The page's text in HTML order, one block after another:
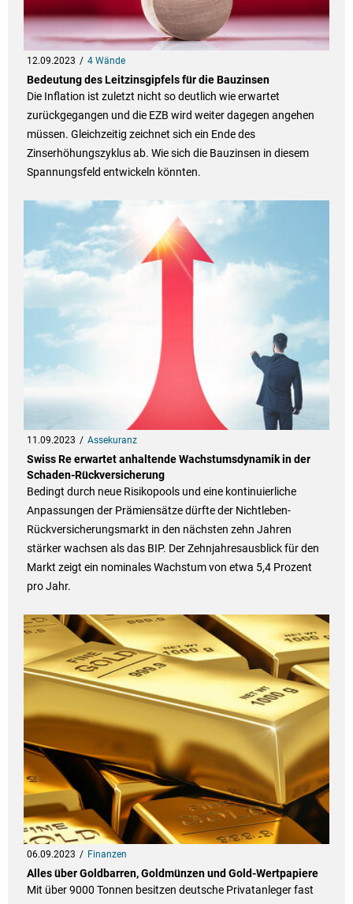
12.09.2023 4 Wände
Bedeutung des Leitzinsgipfels für die Bauzinsen
Die Inflation ist zuletzt nicht so deutlich wie erwartet
zurückgegangen und die EZB wird weiter dagegen angehen
müssen. Gleichzeitig zeichnet sich ein Ende des
Zinserhöhungszyklus ab. Wie sich die Bauzinsen in diesem
Spannungsfeld entwickeln könnten.
11.09.2023 Assekuranz
Swiss Re erwartet anhaltende Wachstumsdynamik in der
Schaden-Rückversicherung
Bedingt durch neue Risikopools und eine kontinuierliche
Anpassungen der Prämiensätze dürfte der Nichtleben-
Rückversicherungsmarkt in den nächsten zehn Jahren
stärker wachsen als das BIP. Der Zehnjahresausblick für den
Markt zeigt ein nominales Wachstum von etwa 5,4 Prozent
pro Jahr.
06.09.2023 Finanzen
Alles über Goldbarren, Goldmünzen und Gold-Wertpapiere
Mit über 9000 Tonnen besitzen deutsche Privatanleger fast